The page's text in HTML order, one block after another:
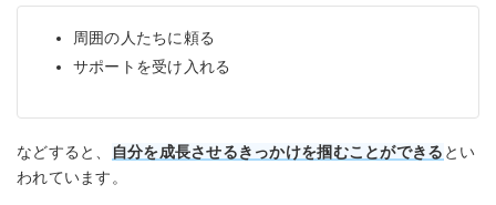
周囲の人たちに頼る
サポートを受け入れる
などすると、 自分を成長させるきっかけを掴むことができる とい
われています。